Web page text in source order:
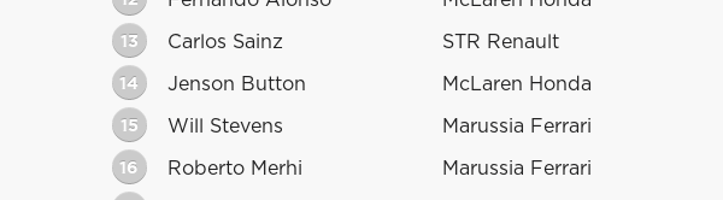
13 Carlos Sainz STR Renault
14 Jenson Button McLaren Honda
15 Will Stevens Marussia Ferrari
16 Roberto Merhi Marussia Ferrari